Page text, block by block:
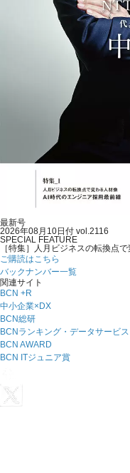
最新号
2026年08月10日付 vol.2116
SPECIAL FEATURE
［特集］人月ビジネスの転換点
ご購読はこちら
バックナンバー一覧
関連サイト
BCN +R
中小企業×DX
BCN総研
BCNランキング・データサービス
BCN AWARD
BCN ITジュニア賞